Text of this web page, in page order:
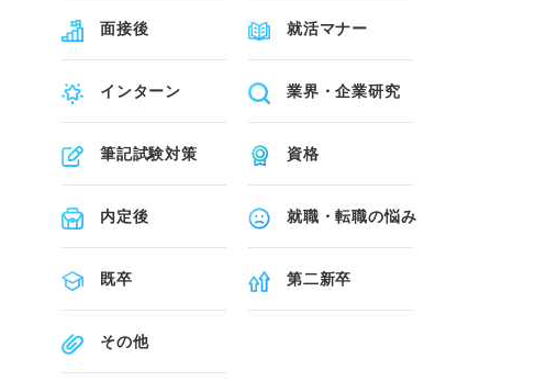
面接後 就活マナー
インターン 業界・企業研究
筆記試験対策 資格
内定後 就職・転職の悩み
既卒 第二新卒
その他